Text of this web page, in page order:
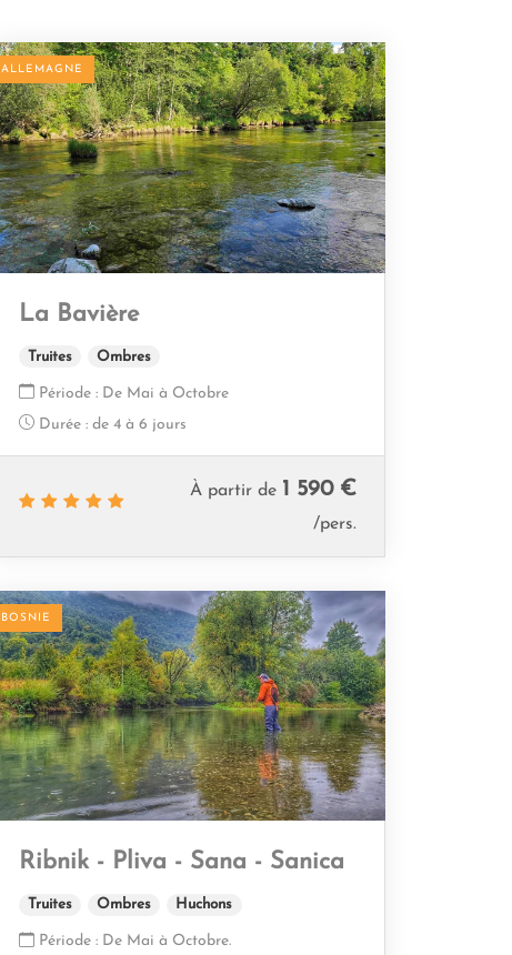
ALLEMAGNE
La Bavière
Truites Ombres
Période : De Mai à Octobre
Durée : de 4 à 6 jours
À partir de 1 590 €
/pers.
BOSNIE
Ribnik - Pliva - Sana - Sanica
Truites Ombres Huchons
Période : De Mai à Octobre.